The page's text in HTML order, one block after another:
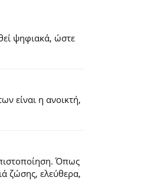
ψηφιακά, ώστε
είναι η ανοικτή,
Όπως
ζώσης, ελεύθερα,